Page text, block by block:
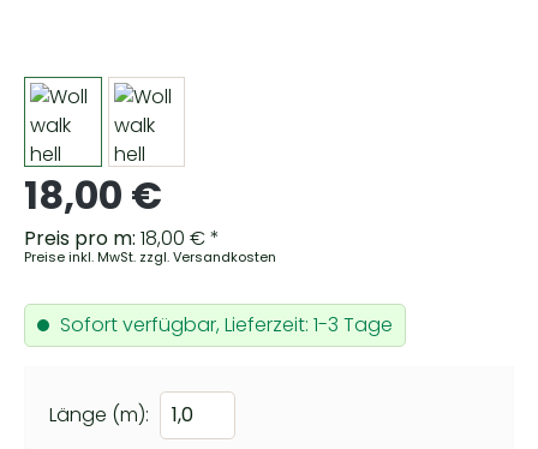
Regulärer Preis:
18,00 €
Preis pro m: 18,00 € *
Preise inkl. MwSt. zzgl. Versandkosten
Sofort verfügbar, Lieferzeit: 1-3 Tage
Länge (m):